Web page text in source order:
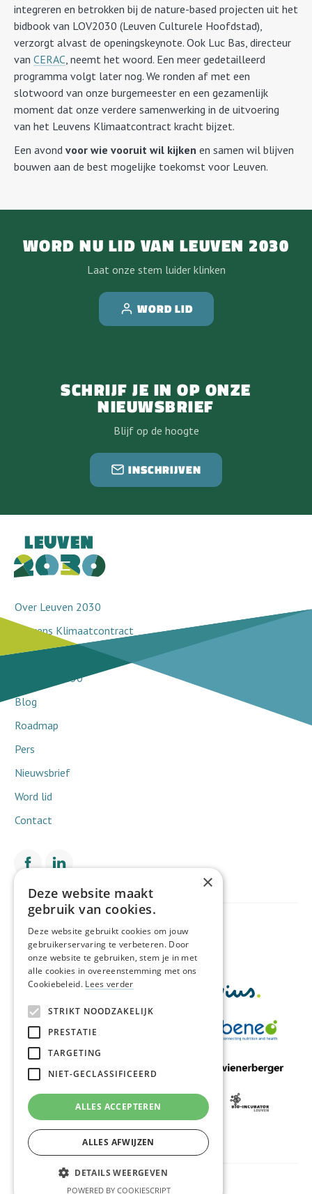
integreren en betrokken bij de nature-based projecten uit het
bidbook van LOV2030 (Leuven Culturele Hoofdstad),
verzorgt alvast de openingskeynote. Ook Luc Bas, directeur
van CERAC, neemt het woord. Een meer gedetailleerd
programma volgt later nog. We ronden af met een
slotwoord van onze burgemeester en een gezamenlijk
moment dat onze verdere samenwerking in de uitvoering
van het Leuvens Klimaatcontract kracht bijzet.
Een avond voor wie vooruit wil kijken en samen wil blijven
bouwen aan de best mogelijke toekomst voor Leuven.
WORD NU LID VAN LEUVEN 2030
Laat onze stem luider klinken
WORD LID
SCHRIJF JE IN OP ONZE
NIEUWSBRIEF
Blijf op de hoogte
INSCHRIJVEN
Over Leuven 2030
Leuvens Klimaatcontract
Doorbraakprojecten
Netwerk 2030
Blog
Roadmap
Pers
Nieuwsbrief
Word lid
Contact
Privacy & algemene voorwaarden
×
Deze website maakt
gebruik van cookies.
Deze website gebruikt cookies om jouw
gebruikerservaring te verbeteren. Door
onze website te gebruiken, stem je in met
alle cookies in overeenstemming met ons
Cookiebeleid. Lees verder
STRIKT NOODZAKELIJK
PRESTATIE
TARGETING
NIET-GECLASSIFICEERD
ALLES ACCEPTEREN
ALLES AFWIJZEN
DETAILS WEERGEVEN
POWERED BY COOKIESCRIPT